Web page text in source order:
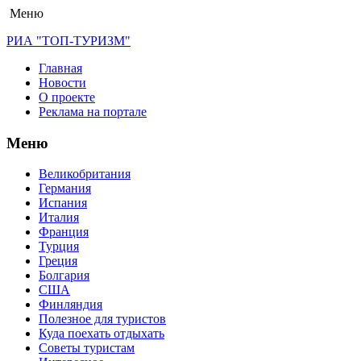
Меню
РИА "ТОП-ТУРИЗМ"
Главная
Новости
О проекте
Реклама на портале
Меню
Великобритания
Германия
Испания
Италия
Франция
Турция
Греция
Болгария
США
Финляндия
Полезное для туристов
Куда поехать отдыхать
Советы туристам